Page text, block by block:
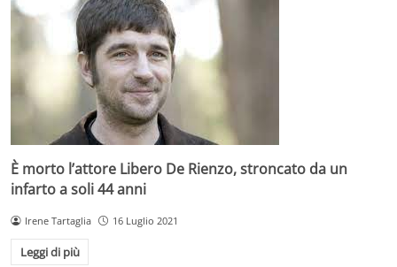
È morto l’attore Libero De Rienzo, stroncato da un
infarto a soli 44 anni
Irene Tartaglia 16 Luglio 2021
Leggi di più